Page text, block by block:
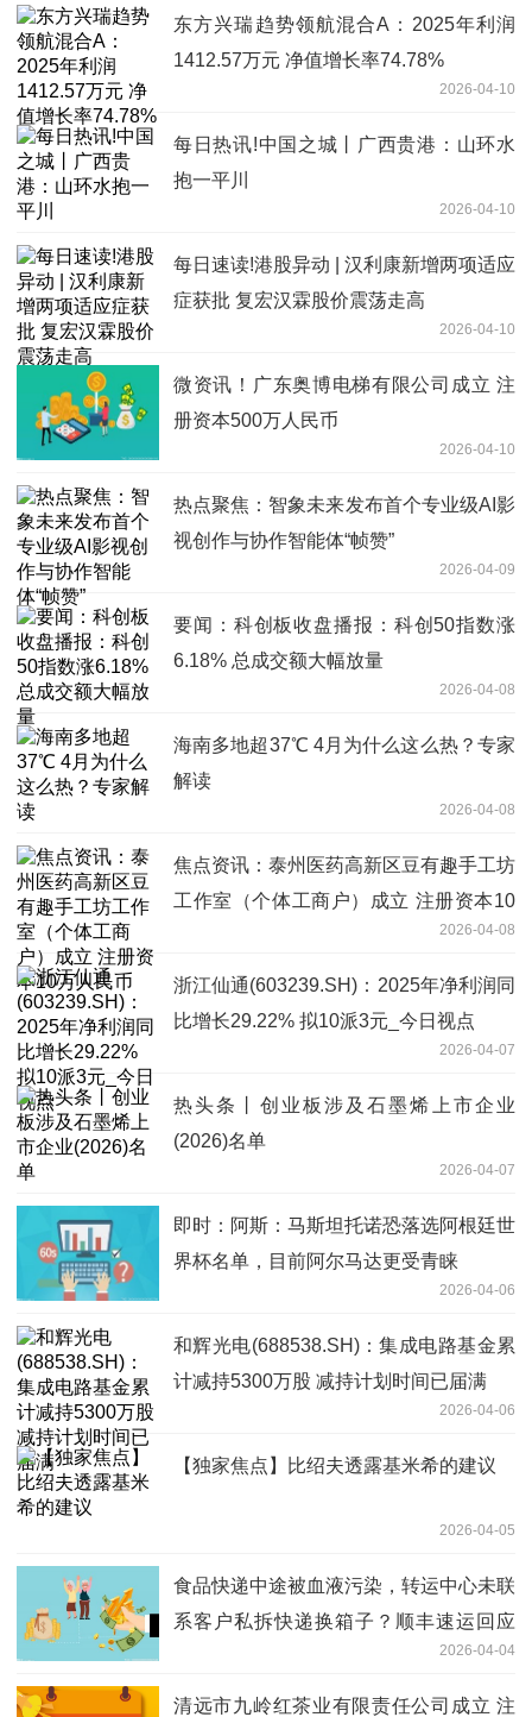
东方兴瑞趋势领航混合A：2025年利润
1412.57万元 净值增长率74.78%
2026-04-10
每日热讯!中国之城丨广西贵港：山环水
抱一平川
2026-04-10
每日速读!港股异动 | 汉利康新增两项适应
症获批 复宏汉霖股价震荡走高
2026-04-10
微资讯！广东奥博电梯有限公司成立 注
册资本500万人民币
2026-04-10
热点聚焦：智象未来发布首个专业级AI影
视创作与协作智能体“帧赞”
2026-04-09
要闻：科创板收盘播报：科创50指数涨
6.18% 总成交额大幅放量
2026-04-08
海南多地超37℃ 4月为什么这么热？专家
解读
2026-04-08
焦点资讯：泰州医药高新区豆有趣手工坊
工作室（个体工商户）成立 注册资本10
2026-04-08
浙江仙通(603239.SH)：2025年净利润同
比增长29.22% 拟10派3元_今日视点
2026-04-07
热头条丨创业板涉及石墨烯上市企业
(2026)名单
2026-04-07
即时：阿斯：马斯坦托诺恐落选阿根廷世
界杯名单，目前阿尔马达更受青睐
2026-04-06
和辉光电(688538.SH)：集成电路基金累
计减持5300万股 减持计划时间已届满
2026-04-06
【独家焦点】比绍夫透露基米希的建议
2026-04-05
食品快递中途被血液污染，转运中心未联
系客户私拆快递换箱子？顺丰速运回应
2026-04-04
清远市九岭红茶业有限责任公司成立 注